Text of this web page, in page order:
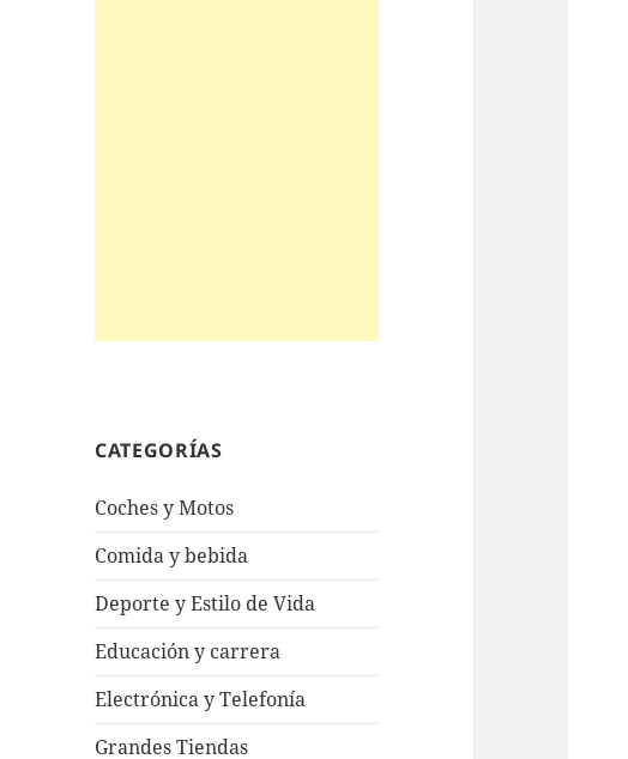
CATEGORÍAS
Coches y Motos
Comida y bebida
Deporte y Estilo de Vida
Educación y carrera
Electrónica y Telefonía
Grandes Tiendas